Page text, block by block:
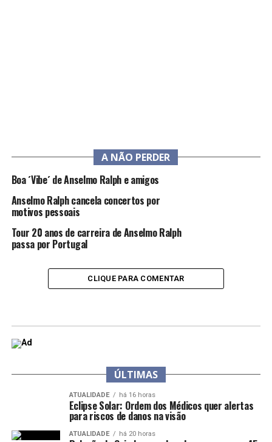
A NÃO PERDER
Boa ´Vibe´ de Anselmo Ralph e amigos
Anselmo Ralph cancela concertos por
motivos pessoais
Tour 20 anos de carreira de Anselmo Ralph
passa por Portugal
CLIQUE PARA COMENTAR
ÚLTIMAS
ATUALIDADE há 16 horas
Eclipse Solar: Ordem dos Médicos quer alertas
para riscos de danos na visão
ATUALIDADE há 20 horas